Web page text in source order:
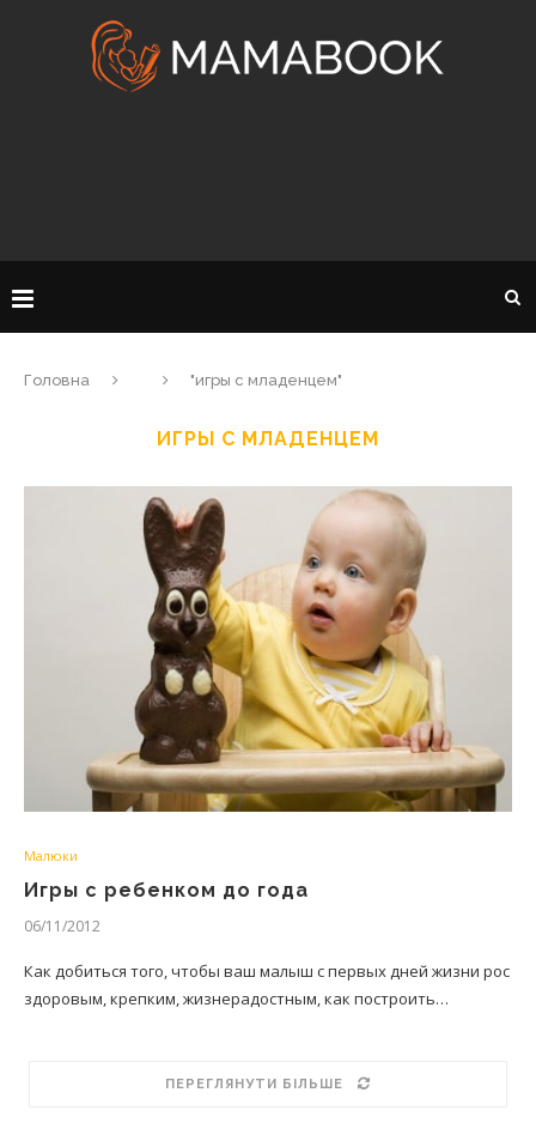
Головна "игры с младенцем"
ИГРЫ С МЛАДЕНЦЕМ
Малюки
Игры с ребенком до года
06/11/2012
Как добиться того, чтобы ваш малыш с первых дней жизни рос
здоровым, крепким, жизнерадостным, как построить…
ПЕРЕГЛЯНУТИ БІЛЬШЕ